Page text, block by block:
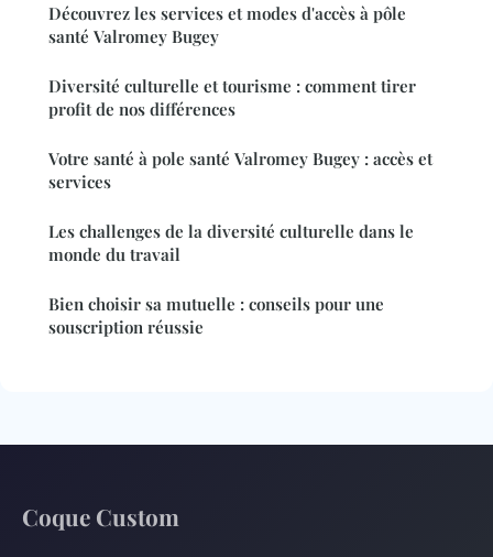
Découvrez les services et modes d'accès à pôle
santé Valromey Bugey
Diversité culturelle et tourisme : comment tirer
profit de nos différences
Votre santé à pole santé Valromey Bugey : accès et
services
Les challenges de la diversité culturelle dans le
monde du travail
Bien choisir sa mutuelle : conseils pour une
souscription réussie
Coque Custom